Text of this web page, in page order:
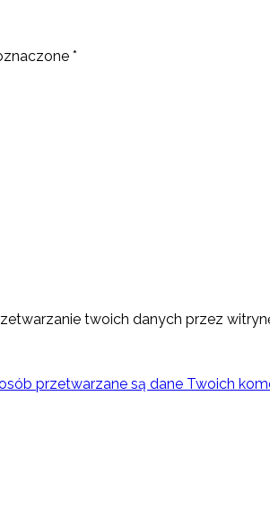
*
twoich danych przez
przetwarzane są dane Twoich